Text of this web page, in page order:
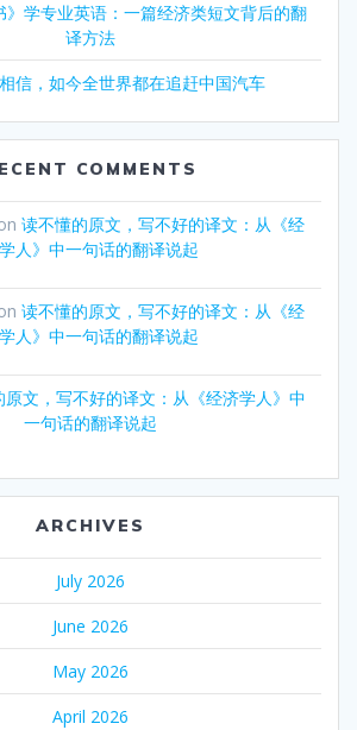
》学专业英语：一篇经济类短文背后的翻
译方法
信，如今全世界都在追赶中国汽车
COMMENTS
读不懂的原文，写不好的译文：从《经
人》中一句话的翻译说起
读不懂的原文，写不好的译文：从《经
人》中一句话的翻译说起
原文，写不好的译文：从《经济学人》中
一句话的翻译说起
ARCHIVES
July 2026
June 2026
May 2026
April 2026